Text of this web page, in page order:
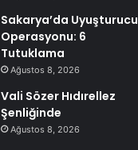
Sakarya’da Uyuşturucu
Operasyonu: 6
Tutuklama
Ağustos 8, 2026
Vali Sözer Hıdırellez
Şenliğinde
Ağustos 8, 2026